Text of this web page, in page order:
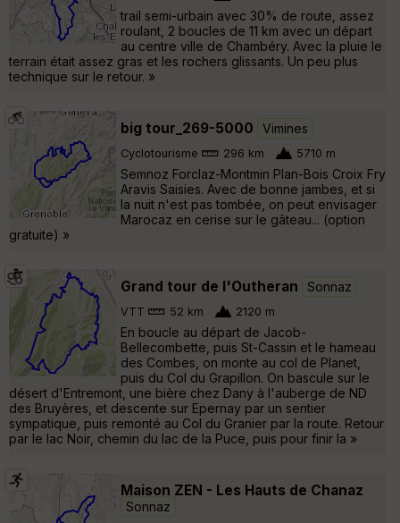
trail semi-urbain avec 30% de route, assez
roulant, 2 boucles de 11 km avec un départ
au centre ville de Chambéry. Avec la pluie le
terrain était assez gras et les rochers glissants. Un peu plus
technique sur le retour. »
big tour_269-5000 Vimines
Cyclotourisme 296 km 5710 m
Semnoz Forclaz-Montmin Plan-Bois Croix Fry
Aravis Saisies. Avec de bonne jambes, et si
la nuit n'est pas tombée, on peut envisager
Marocaz en cerise sur le gâteau... (option
gratuite) »
Grand tour de l'Outheran Sonnaz
VTT 52 km 2120 m
En boucle au départ de Jacob-
Bellecombette, puis St-Cassin et le hameau
des Combes, on monte au col de Planet,
puis du Col du Grapillon. On bascule sur le
désert d'Entremont, une bière chez Dany à l'auberge de ND
des Bruyères, et descente sur Epernay par un sentier
sympatique, puis remonté au Col du Granier par la route. Retour
par le lac Noir, chemin du lac de la Puce, puis pour finir la »
Maison ZEN - Les Hauts de Chanaz
Sonnaz